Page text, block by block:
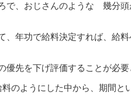
で、おじさんのような 幾分
年功で給料決定すれば、給
先を下げ評価することが必
のようにした中から、期間